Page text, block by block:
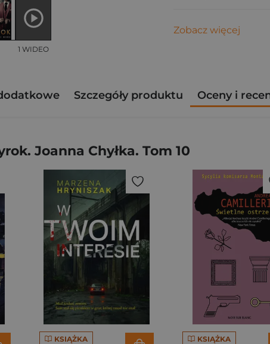
1 WIDEO
Zobacz więcej
Szczegóły produktu Oceny i
Joanna Chyłka. Tom 10
KSIĄŻKA KSIĄŻKA